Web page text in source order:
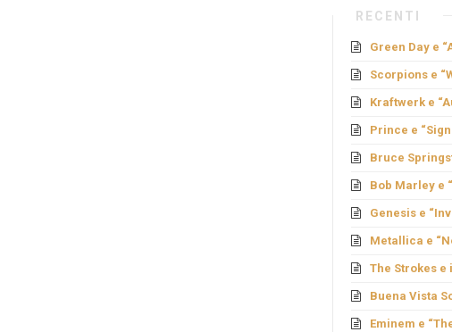
RECENTI
Green Day e
Scorpions e “Wind of
Kraftwerk e
Prince e “Sign o’ the
Bruce Springsteen e “Born
Bob Marley e
Genesis e
Metallica e “Nothing Else
The Strokes e il
Buena Vista Social
Eminem e “The